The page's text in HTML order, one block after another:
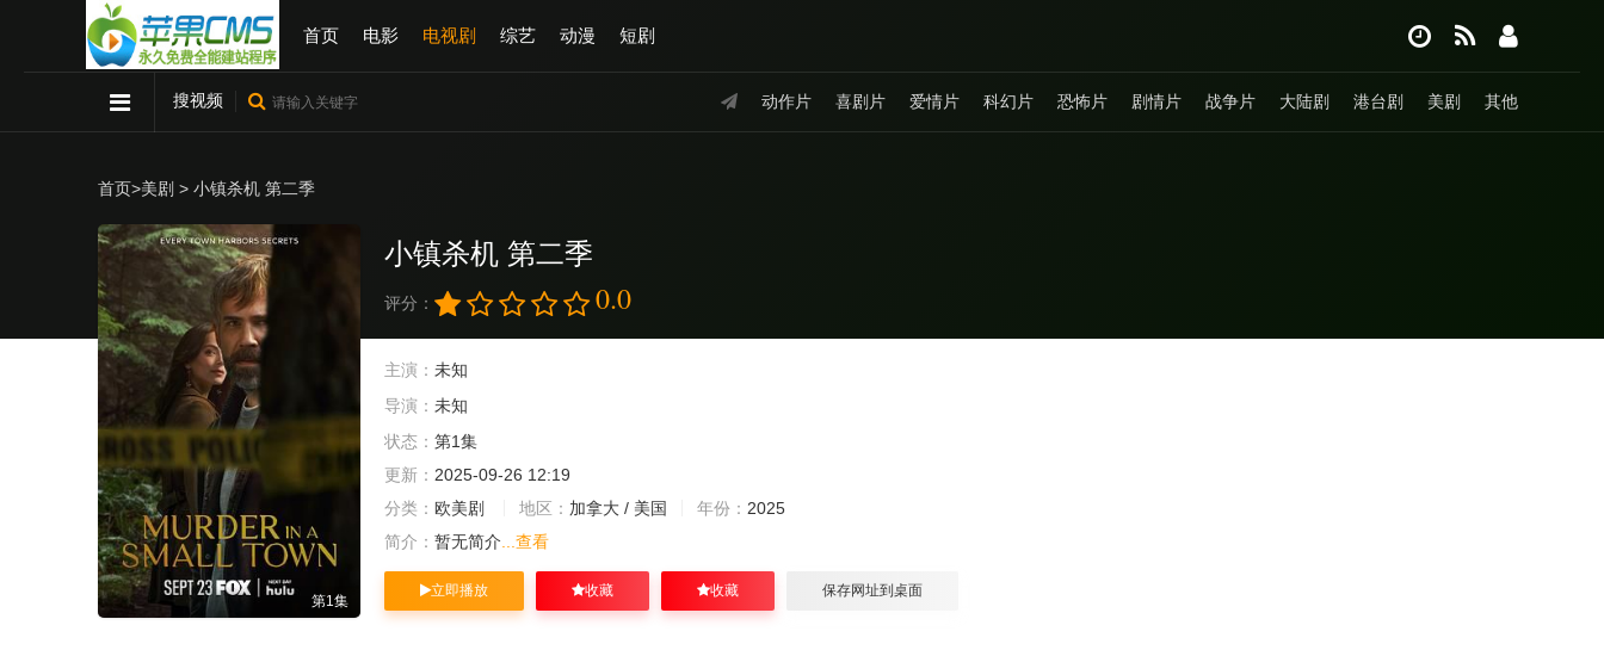
首页 电影 电视剧 综艺 动漫 短剧
动作片 喜剧片 爱情片 科幻片 恐怖片 剧情片 战争片 大陆剧 港台剧 美剧 其他
搜视频
首页>美剧 > 小镇杀机 第二季
第1集
小镇杀机 第二季
评分： 0.0
主演： 未知
导演： 未知
状态： 第1集
更新： 2025-09-26 12:19
分类： 欧美剧 地区： 加拿大 / 美国 年份： 2025
简介： 暂无简介 ...查看
立即播放 收藏 收藏 保存网址到桌面